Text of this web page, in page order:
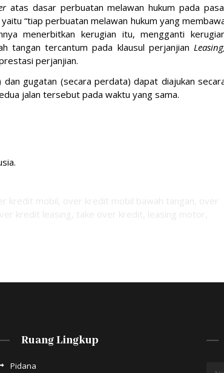
atas dasar perbuatan melawan hukum pada
“tiap perbuatan melawan hukum yang
menerbitkan kerugian itu, mengganti
tangan tercantum pada klausul perjanjian
perjanjian.
gugatan (secara perdata) dapat diajukan
jalan tersebut pada waktu yang sama.
Ruang Lingkup
Pidana